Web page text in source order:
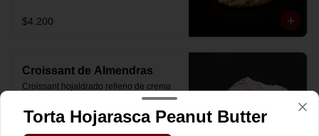
$4.200
Croissant de Almendras
Croissant hojaldrado relleno de crema
de almendras y toque de azúcar flor.
Ideal para un desayuno dulce junto al
café.
Torta Hojarasca Peanut Butter